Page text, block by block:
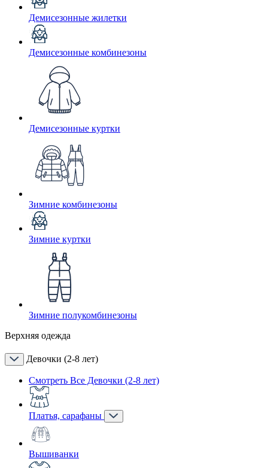
Демисезонные жилетки
Демисезонные комбинезоны
Демисезонные куртки
Зимние комбинезоны
Зимние куртки
Зимние полукомбинезоны
Верхняя одежда
Девочки (2-8 лет)
Смотреть Все Девочки (2-8 лет)
Платья, сарафаны
Вышиванки